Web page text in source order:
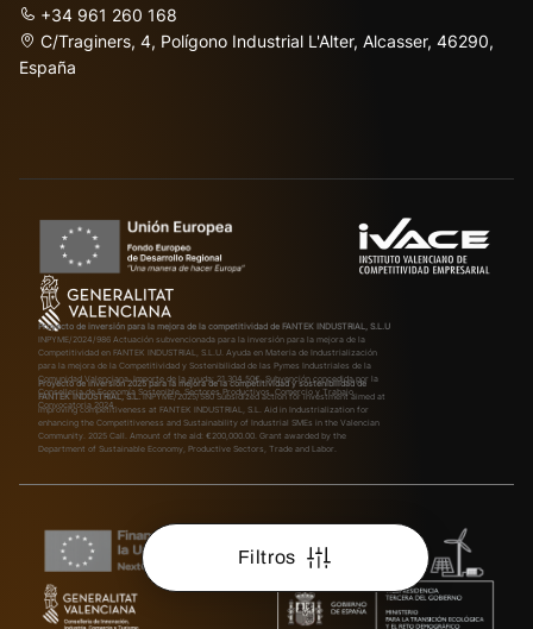
Filtros
+34 961 260 168
C/Traginers, 4, Polígono Industrial L'Alter, Alcasser, 46290,
España
Proyecto de inversión para la mejora de la competitividad de FANTEK INDUSTRIAL, S.L.U
INPYME/2024/986 Actuación subvencionada para la inversión para la mejora de la
Competitividad en FANTEK INDUSTRIAL, S.L.U. Ayuda en Materia de Industrialización
para la mejora de la Competitividad y Sostenibilidad de las Pymes Industriales de la
Comunidad Valenciana. Importe de la ayuda: 21.304,50€. Subvención concedida por la
Conselleria de Economía Sostenible, Sectores Productivos, Comercio y Trabajo.
Convocatoria 2024.
Proyecto de inversión 2025 para la mejora de la competitividad y sostenibilidad de
FANTEK INDUSTRIAL, S.L. INPYME/2025/580Subsidized action for investment aimed at
improving competitiveness at FANTEK INDUSTRIAL, S.L. Aid in Industrialization for
enhancing the Competitiveness and Sustainability of Industrial SMEs in the Valencian
Community. 2025 Call. Amount of the aid: €200,000.00. Grant awarded by the
Department of Sustainable Economy, Productive Sectors, Trade and Labor.